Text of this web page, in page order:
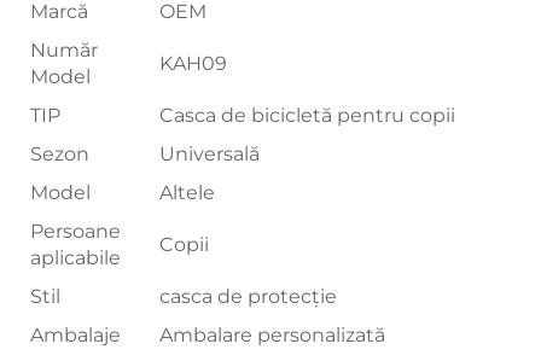
Marcă
OEM
Număr
Model
KAH09
TIP
Casca de bicicletă pentru copii
Sezon
Universală
Model
Altele
Persoane
aplicabile
Copii
Stil
casca de protecție
Ambalaje
Ambalare personalizată